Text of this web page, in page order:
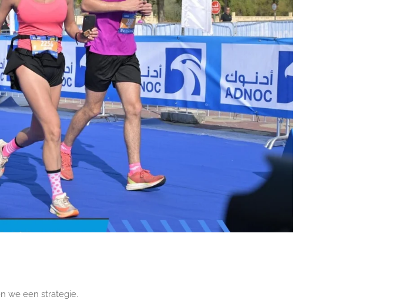
we een strategie.